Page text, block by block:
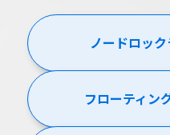
ノードロッ
フローティン